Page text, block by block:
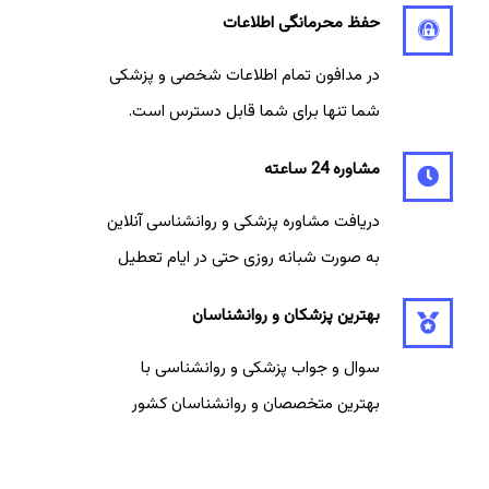
حفظ محرمانگی اطلاعات
در مدافون تمام اطلاعات شخصی و پزشکی
شما تنها برای شما قابل دسترس است.
مشاوره 24 ساعته
دریافت مشاوره پزشکی و روانشناسی آنلاین
به صورت شبانه روزی حتی در ایام تعطیل
بهترین پزشکان و روانشناسان
سوال و جواب پزشکی و روانشناسی با
بهترین متخصصان و روانشناسان کشور